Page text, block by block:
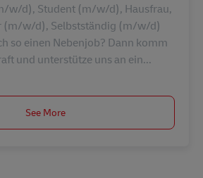
w/d), Student (m/w/d), Hausfrau,
(m/w/d), Selbstständig (m/w/d)
so einen Nebenjob? Dann komm
und unterstütze uns an ein...
See More